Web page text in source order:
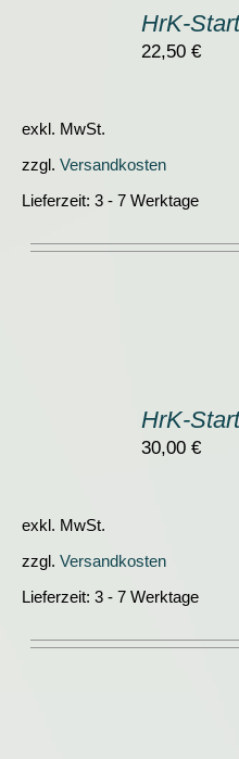
HrK-
22,50€
exkl. MwSt.
zzgl. Versandkosten
Lieferzeit: 3 - 7 Werktage
HrK-
30,00€
exkl. MwSt.
zzgl. Versandkosten
Lieferzeit: 3 - 7 Werktage